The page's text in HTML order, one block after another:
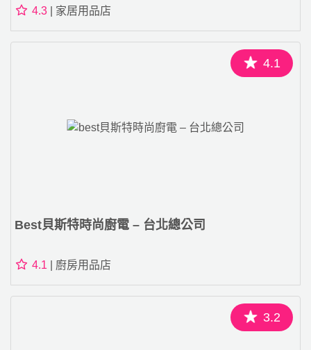
4.3 | 家居用品店
4.1
Best貝斯特時尚廚電 – 台北總公司
4.1 | 廚房用品店
3.2